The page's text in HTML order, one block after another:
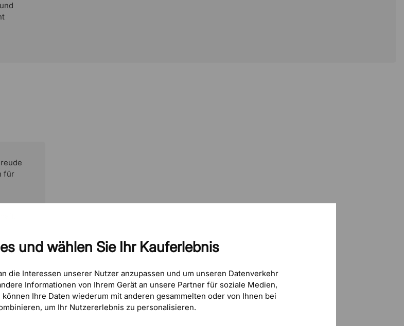
und wählen Sie Ihr Kauferlebnis
die Interessen unserer Nutzer anzupassen und um unseren Datenverkehr
Informationen von Ihrem Gerät an unsere Partner für soziale Medien,
Ihre Daten wiederum mit anderen gesammelten oder von Ihnen bei
um Ihr Nutzererlebnis zu personalisieren.
für
und